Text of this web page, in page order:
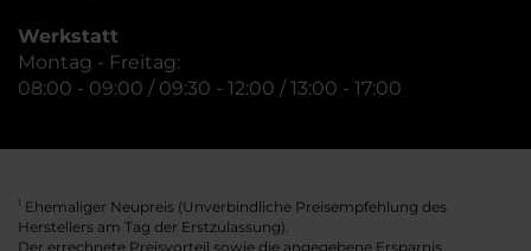
Werkstatt
Montag - Freitag:
08:00 - 09:00 / 09:30 - 12:00 / 13:00 - 17:00
1
Ehemaliger Neupreis (Unverbindliche Preisempfehlung des
Herstellers am Tag der Erstzulassung).
Der errechnete Preisvorteil sowie die angegebene Ersparnis